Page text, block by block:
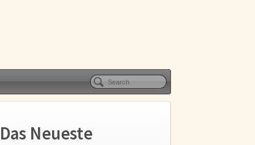
Das Neueste